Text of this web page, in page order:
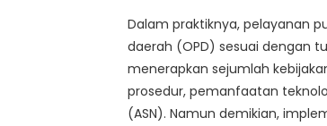
Dalam praktiknya, pelayanan
daerah (OPD) sesuai dengan
menerapkan sejumlah
prosedur, pemanfaatan
(ASN). Namun demikian,